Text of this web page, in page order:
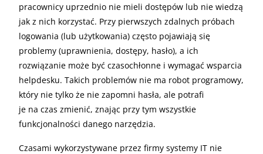
pracownicy uprzednio nie mieli dostępów lub nie wiedzą
jak z nich korzystać. Przy pierwszych zdalnych próbach
logowania (lub użytkowania) często pojawiają się
problemy (uprawnienia, dostępy, hasło), a ich
rozwiązanie może być czasochłonne i wymagać wsparcia
helpdesku. Takich problemów nie ma robot programowy,
który nie tylko że nie zapomni hasła, ale potrafi
je na czas zmienić, znając przy tym wszystkie
funkcjonalności danego narzędzia.
Czasami wykorzystywane przez firmy systemy IT nie